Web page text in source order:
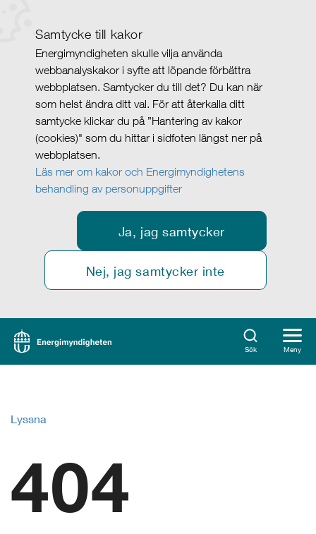
Samtycke till kakor
Energimyndigheten skulle vilja använda
webbanalyskakor i syfte att löpande förbättra
webbplatsen. Samtycker du till det? Du kan när
som helst ändra ditt val. För att återkalla ditt
samtycke klickar du på ”Hantering av kakor
(cookies)" som du hittar i sidfoten längst ner på
webbplatsen.
Läs mer om kakor och Energimyndighetens
behandling av personuppgifter
Ja, jag samtycker
Nej, jag samtycker inte
Sök Meny
Lyssna
404